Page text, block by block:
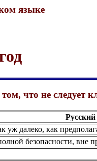
языке
что не следует
Русский
уж далеко, как
безопасности, вне